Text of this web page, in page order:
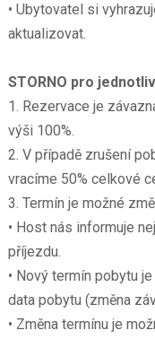
• Ubytovatel si
aktualizovat.
STORNO pro
1. Rezervace je
výši 100%.
2. V případě zrušení
vracíme 50% celkové
3. Termín je možné
• Host nás informuje
příjezdu.
• Nový termín pobytu
data pobytu (změna
• Změna termínu je